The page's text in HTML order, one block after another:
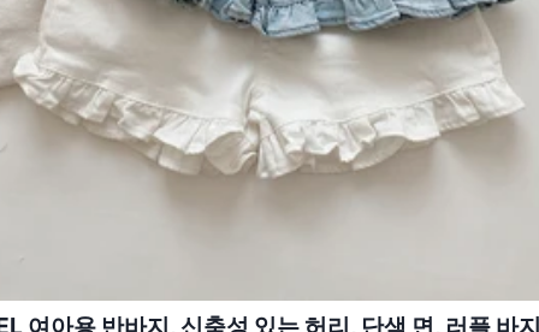
여아용 반바지, 신축성 있는 허리, 단색 면, 러플 바